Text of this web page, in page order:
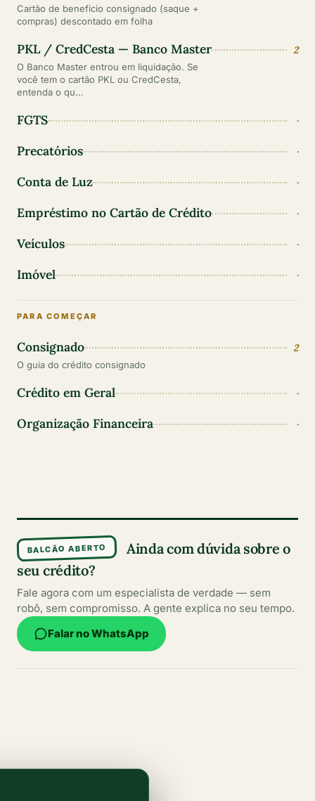
Cartão de benefício consignado (saque +
compras) descontado em folha
PKL / CredCesta — Banco Master 2
O Banco Master entrou em liquidação. Se
você tem o cartão PKL ou CredCesta,
entenda o qu…
FGTS ·
Precatórios ·
Conta de Luz ·
Empréstimo no Cartão de Crédito ·
Veículos ·
Imóvel ·
PARA COMEÇAR
Consignado 2
O guia do crédito consignado
Crédito em Geral ·
Organização Financeira ·
BALCÃO ABERTO
Ainda com dúvida sobre o
seu crédito?
Fale agora com um especialista de verdade — sem
robô, sem compromisso. A gente explica no seu tempo.
Falar no WhatsApp
ajudar você a fazer sempre a melhor escolha.